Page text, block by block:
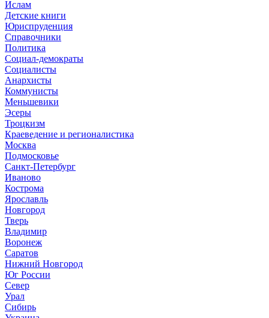
Ислам
Детские книги
Юриспруденция
Справочники
Политика
Социал-демократы
Социалисты
Анархисты
Коммунисты
Меньшевики
Эсеры
Троцкизм
Краеведение и регионалистика
Москва
Подмосковье
Санкт-Петербург
Иваново
Кострома
Ярославль
Новгород
Тверь
Владимир
Воронеж
Саратов
Нижний Новгород
Юг России
Север
Урал
Сибирь